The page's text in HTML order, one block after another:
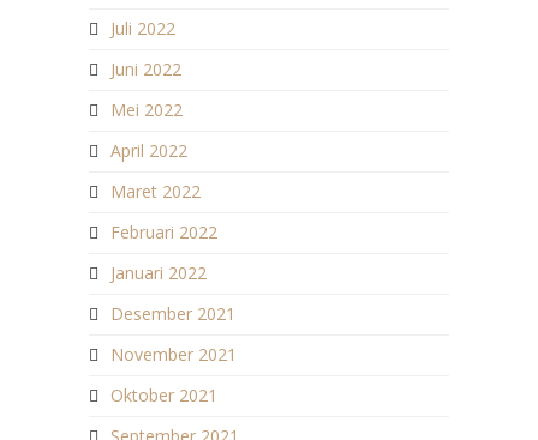
Juli 2022
Juni 2022
Mei 2022
April 2022
Maret 2022
Februari 2022
Januari 2022
Desember 2021
November 2021
Oktober 2021